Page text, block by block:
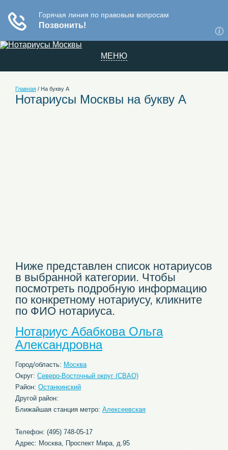
МЕНЮ
Главная / На букву А
Нотариусы Москвы на букву А
Ниже представлен список нотариусов
в выбранной категории. Чтобы
посмотреть подробную информацию
по конкретному нотариусу, кликните
по ФИО нотариуса.
Нотариус Абабкова Ольга
Александровна
Город/область: Москва
Округ: Северо-Восточный округ (СВАО)
Район: Останкинский
Другой район:
Ближайшая станция метро: Алексеевская
Телефон: (495) 748-05-17
Адрес: Москва, Проспект Мира, д.95